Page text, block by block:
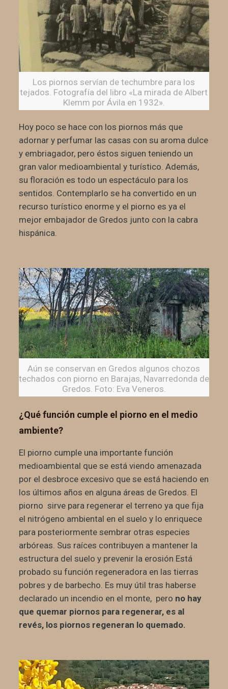
Los piornos servían de techumbre para los
tejados. Fotografía del libro «La mirada de Albert
Klemm por Ávila en 1932».
Hoy poco se hace con los piornos más que
adornar y perfumar las casas con su aroma dulce
y embriagador, pero éstos siguen teniendo un
gran valor medioambiental y turístico. Además,
su floración es todo un espectáculo para los
sentidos. Contemplarlo se ha convertido en un
recurso turístico enorme y el piorno es ya el
mejor embajador de Gredos junto con la cabra
hispánica.
Aún se conservan en Gredos algunos chozos
techados con piorno en Barajas, Navarredonda de
Gredos. Foto: Eva Veneros.
¿Qué función cumple el piorno en el medio
ambiente?
El piorno cumple una importante función
medioambiental que se está viendo amenazada
por el desbroce excesivo que se está haciendo en
los últimos años en alguna áreas de Gredos. El
piorno sirve para regenerar el terreno ya que fija
el nitrógeno ambiental en el suelo y lo enriquece
para posteriormente sembrar otras especies
arbóreas. Sus raíces contribuyen a mantener la
estructura del suelo y prevenir la erosión Está
probado su función regeneradora en las tierras
pobres y de barbecho. Es muy útil tras haberse
declarado un incendio en el monte, pero no hay
que quemar piornos para regenerar, es al
revés, los piornos regeneran lo quemado.